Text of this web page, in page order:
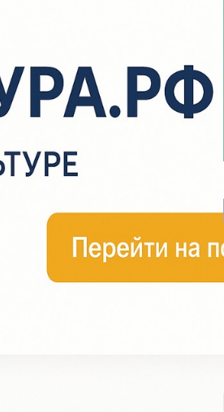
костюма, который
на спину. Этот
и бусинками.